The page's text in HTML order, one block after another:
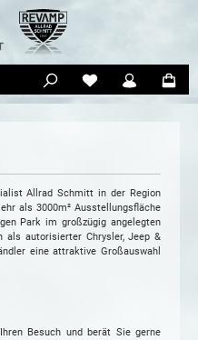
Allrad Schmitt in der Region
als 3000m² Ausstellungsfläche
Park im großzügig angelegten
als autorisierter Chrysler, Jeep &
eine attraktive Großauswahl
Besuch und berät Sie gerne